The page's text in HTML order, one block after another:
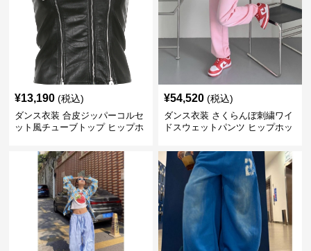
¥13,190 (税込)
ダンス衣装 合皮ジッパーコルセ
ット風チューブトップ ヒップホ
¥54,520 (税込)
ダンス衣装 さくらんぼ刺繍ワイ
ドスウェットパンツ ヒップホッ